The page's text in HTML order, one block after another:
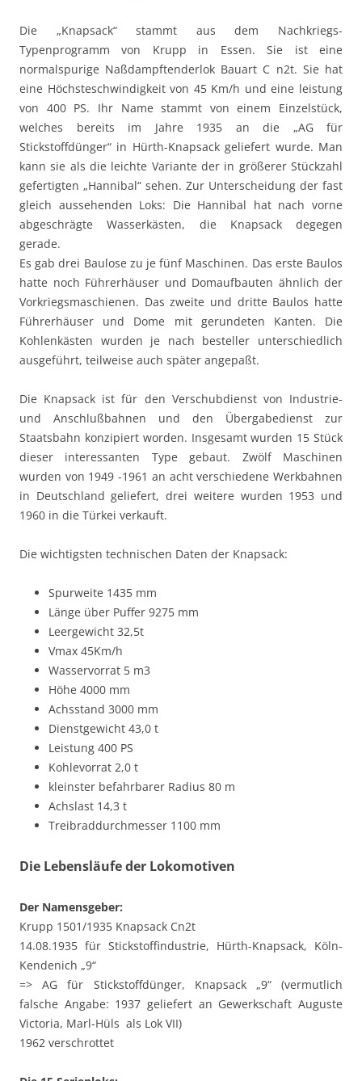
Die „Knapsack“ stammt aus dem Nachkriegs-
Typenprogramm von Krupp in Essen. Sie ist eine
normalspurige Naßdampftenderlok Bauart C n2t. Sie hat
eine Höchsteschwindigkeit von 45 Km/h und eine leistung
von 400 PS. Ihr Name stammt von einem Einzelstück,
welches bereits im Jahre 1935 an die „AG für
Stickstoffdünger“ in Hürth-Knapsack geliefert wurde. Man
kann sie als die leichte Variante der in größerer Stückzahl
gefertigten „Hannibal“ sehen. Zur Unterscheidung der fast
gleich aussehenden Loks: Die Hannibal hat nach vorne
abgeschrägte Wasserkästen, die Knapsack degegen
gerade.
Es gab drei Baulose zu je fünf Maschinen. Das erste Baulos
hatte noch Führerhäuser und Domaufbauten ähnlich der
Vorkriegsmaschienen. Das zweite und dritte Baulos hatte
Führerhäuser und Dome mit gerundeten Kanten. Die
Kohlenkästen wurden je nach besteller unterschiedlich
ausgeführt, teilweise auch später angepaßt.
Die Knapsack ist für den Verschubdienst von Industrie-
und Anschlußbahnen und den Übergabedienst zur
Staatsbahn konzipiert worden. Insgesamt wurden 15 Stück
dieser interessanten Type gebaut. Zwölf Maschinen
wurden von 1949 -1961 an acht verschiedene Werkbahnen
in Deutschland geliefert, drei weitere wurden 1953 und
1960 in die Türkei verkauft.
Die wichtigsten technischen Daten der Knapsack:
Spurweite 1435 mm
Länge über Puffer 9275 mm
Leergewicht 32,5t
Vmax 45Km/h
Wasservorrat 5 m3
Höhe 4000 mm
Achsstand 3000 mm
Dienstgewicht 43,0 t
Leistung 400 PS
Kohlevorrat 2,0 t
kleinster befahrbarer Radius 80 m
Achslast 14,3 t
Treibraddurchmesser 1100 mm
Die Lebensläufe der Lokomotiven
Der Namensgeber:
Krupp 1501/1935 Knapsack Cn2t
14.08.1935 für Stickstoffindustrie, Hürth-Knapsack, Köln-
Kendenich „9“
=> AG für Stickstoffdünger, Knapsack „9“ (vermutlich
falsche Angabe: 1937 geliefert an Gewerkschaft Auguste
Victoria, Marl-Hüls als Lok VII)
1962 verschrottet